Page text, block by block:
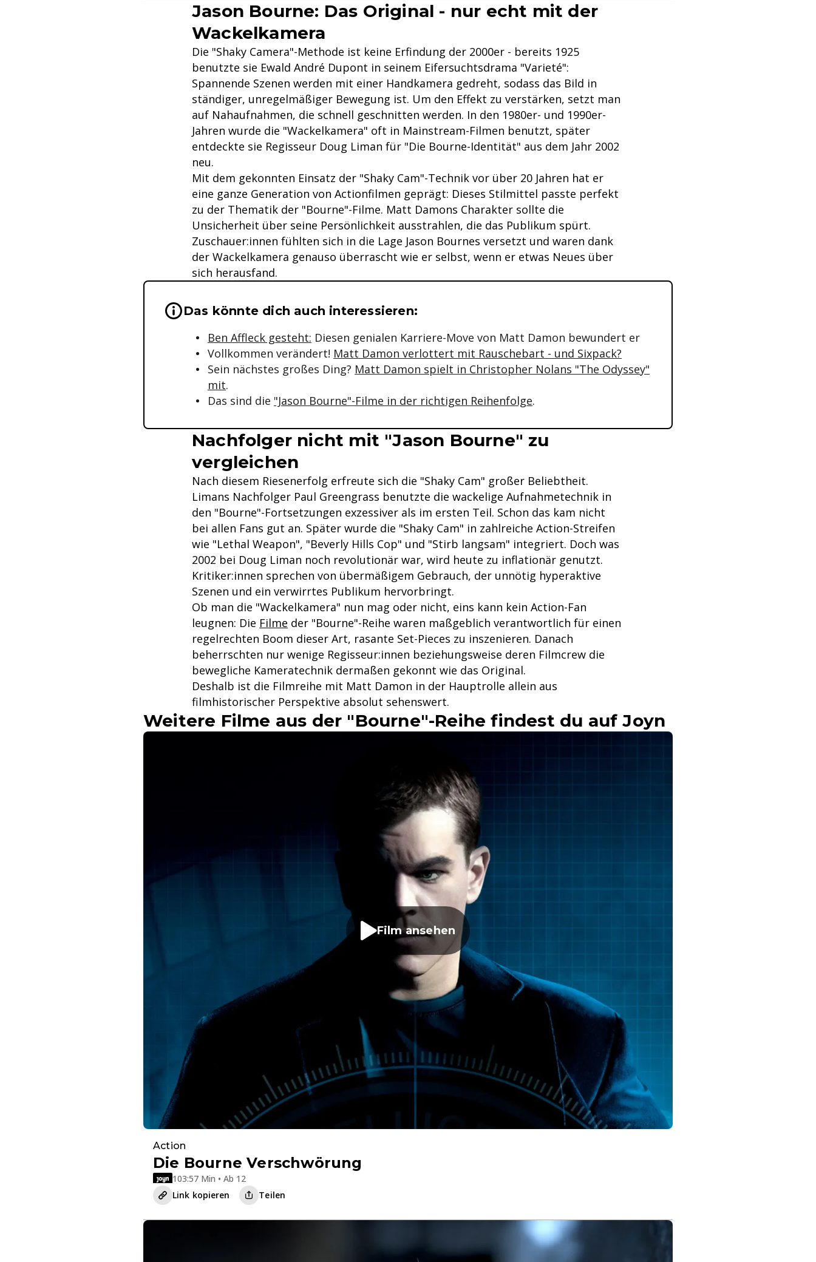
Jason Bourne: Das Original - nur echt mit der
Wackelkamera
Die "Shaky Camera"-Methode ist keine Erfindung der 2000er - bereits 1925
benutzte sie Ewald André Dupont in seinem Eifersuchtsdrama "Varieté":
Spannende Szenen werden mit einer Handkamera gedreht, sodass das Bild in
ständiger, unregelmäßiger Bewegung ist. Um den Effekt zu verstärken, setzt man
auf Nahaufnahmen, die schnell geschnitten werden. In den 1980er- und 1990er-
Jahren wurde die "Wackelkamera" oft in Mainstream-Filmen benutzt, später
entdeckte sie Regisseur Doug Liman für "Die Bourne-Identität" aus dem Jahr 2002
neu.
Mit dem gekonnten Einsatz der "Shaky Cam"-Technik vor über 20 Jahren hat er
eine ganze Generation von Actionfilmen geprägt: Dieses Stilmittel passte perfekt
zu der Thematik der "Bourne"-Filme. Matt Damons Charakter sollte die
Unsicherheit über seine Persönlichkeit ausstrahlen, die das Publikum spürt.
Zuschauer:innen fühlten sich in die Lage Jason Bournes versetzt und waren dank
der Wackelkamera genauso überrascht wie er selbst, wenn er etwas Neues über
sich herausfand.
Wichtige Hinweise & Informationen zum Inhalt
Das könnte dich auch interessieren:
Ben Affleck gesteht: Diesen genialen Karriere-Move von Matt Damon bewundert er
Vollkommen verändert! Matt Damon verlottert mit Rauschebart - und Sixpack?
Sein nächstes großes Ding? Matt Damon spielt in Christopher Nolans "The Odyssey"
mit.
Das sind die "Jason Bourne"-Filme in der richtigen Reihenfolge.
Nachfolger nicht mit "Jason Bourne" zu
vergleichen
Nach diesem Riesenerfolg erfreute sich die "Shaky Cam" großer Beliebtheit.
Limans Nachfolger Paul Greengrass benutzte die wackelige Aufnahmetechnik in
den "Bourne"-Fortsetzungen exzessiver als im ersten Teil. Schon das kam nicht
bei allen Fans gut an. Später wurde die "Shaky Cam" in zahlreiche Action-Streifen
wie "Lethal Weapon", "Beverly Hills Cop" und "Stirb langsam" integriert. Doch was
2002 bei Doug Liman noch revolutionär war, wird heute zu inflationär genutzt.
Kritiker:innen sprechen von übermäßigem Gebrauch, der unnötig hyperaktive
Szenen und ein verwirrtes Publikum hervorbringt.
Ob man die "Wackelkamera" nun mag oder nicht, eins kann kein Action-Fan
leugnen: Die Filme der "Bourne"-Reihe waren maßgeblich verantwortlich für einen
regelrechten Boom dieser Art, rasante Set-Pieces zu inszenieren. Danach
beherrschten nur wenige Regisseur:innen beziehungsweise deren Filmcrew die
bewegliche Kameratechnik dermaßen gekonnt wie das Original.
Deshalb ist die Filmreihe mit Matt Damon in der Hauptrolle allein aus
filmhistorischer Perspektive absolut sehenswert.
Weitere Filme aus der "Bourne"-Reihe findest du auf Joyn
Film ansehen
Action
Die Bourne Verschwörung
103:57 Min • Ab 12
Link kopieren
Teilen